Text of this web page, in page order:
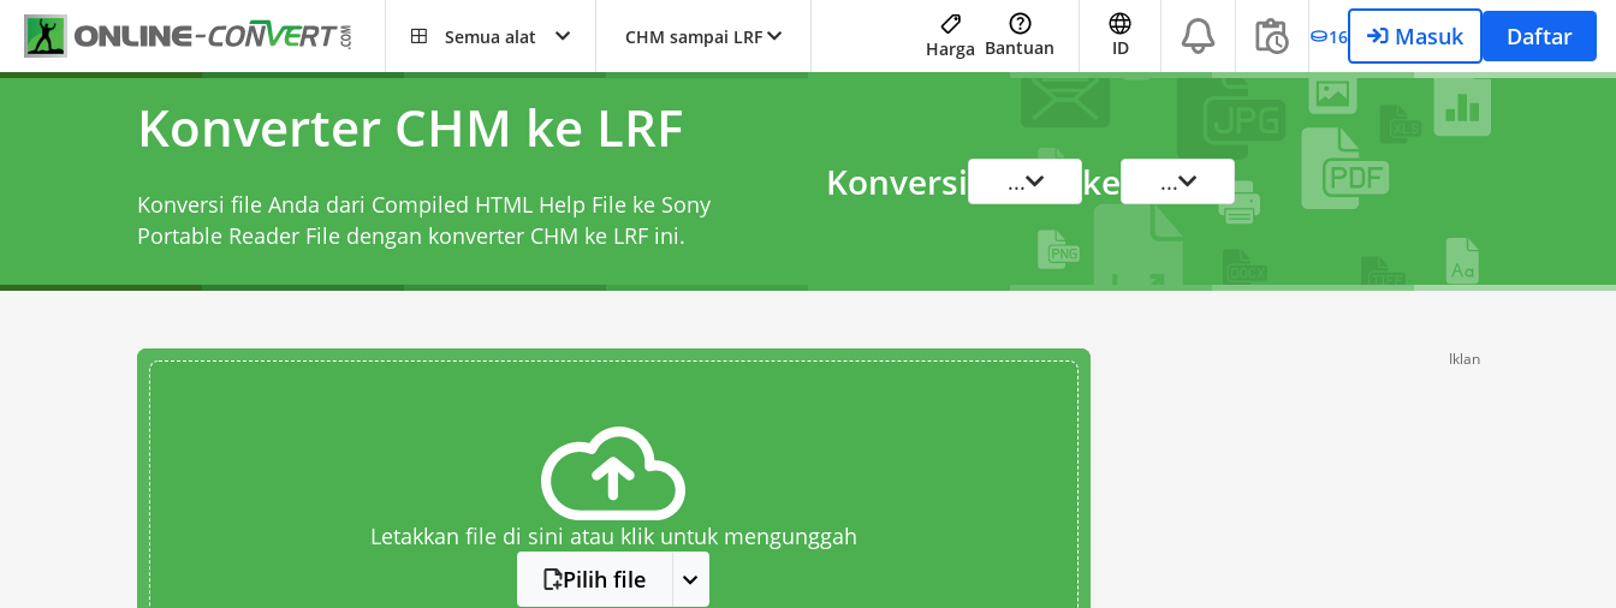
Semua alat CHM sampai LRF
Harga Bantuan ID 16 Masuk Daftar
Konverter CHM ke LRF
Konversi file Anda dari Compiled HTML Help File ke Sony
Portable Reader File dengan konverter CHM ke LRFini.
Konversi ... ke ...
Letakkan file di sini atau klik untuk mengunggah
Pilih file
Iklan